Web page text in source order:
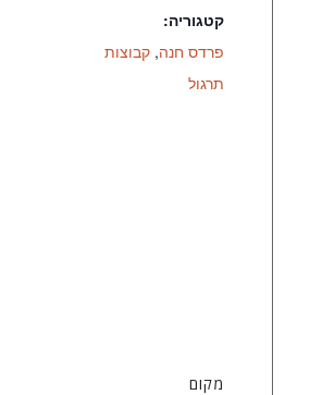
קטגוריה:
פרדס חנה, קבוצות
תרגול
מקום